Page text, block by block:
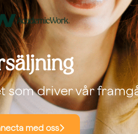
som driver vår
med oss